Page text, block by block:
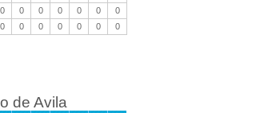
0 0 0 0 0 0
0
0 0 0 0 0 0 0
de Avila